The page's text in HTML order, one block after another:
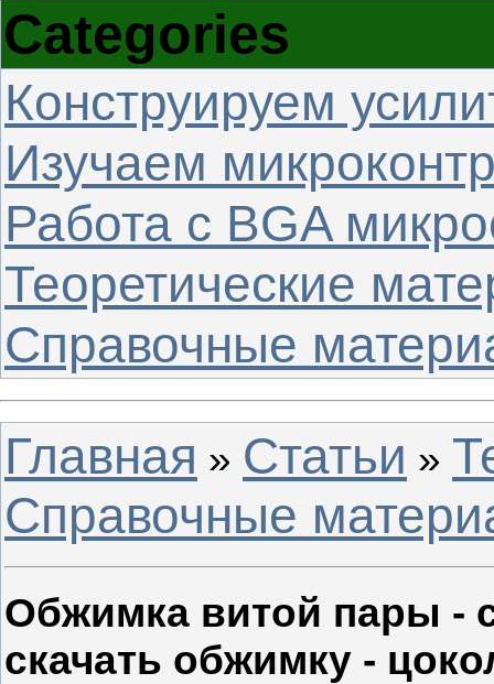
Categories
Конструируем
Изучаем
Работа с BGA
Теоретические
Справочные
Главная » Статьи »
Справочные
Обжимка витой пары -
скачать обжимку -